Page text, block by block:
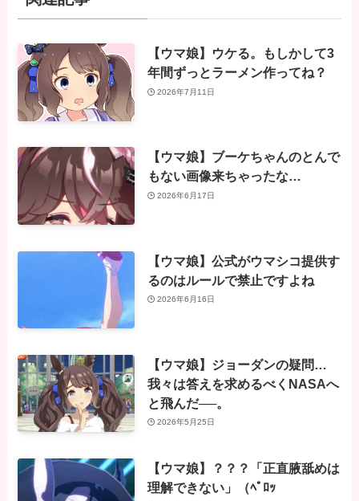
【ウマ娘】ウケる。もしかして3
年間ずっとラーメン作ってね？
2026年7月11日
【ウマ娘】ブーケちゃんのとんで
もない画像来ちゃったな…
2026年6月17日
【ウマ娘】公式がウマシコ提供す
るのはルールで禁止ですよね
2026年6月16日
【ウマ娘】ジョーダンの疑問…
我々は答えを求めるべくNASAへ
と飛んだ──。
2026年5月25日
【ウマ娘】？？？「正直腋舐めは
理解できない」（ﾍﾟﾛｯ